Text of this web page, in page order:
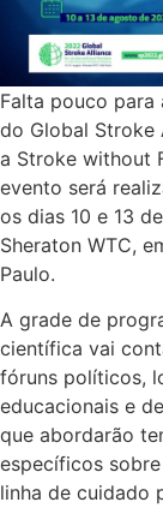
Falta pouco para
do Global Stroke
a Stroke without
evento será
os dias 10 e 13
Sheraton WTC,
Paulo.
A grade de
científica vai
fóruns políticos,
educacionais e
que abordarão
específicos
linha de cuidado